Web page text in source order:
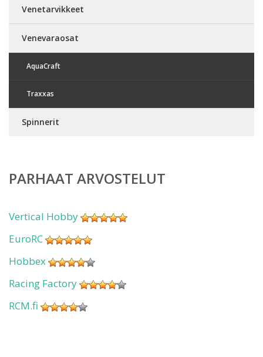
Venetarvikkeet
Venevaraosat
AquaCraft
Traxxas
Spinnerit
PARHAAT ARVOSTELUT
Vertical Hobby
EuroRC
Hobbex
Racing Factory
RCM.fi